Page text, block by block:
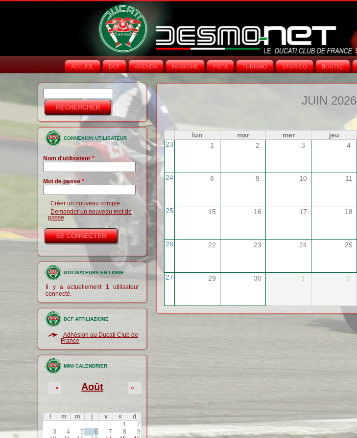
ACCUEIL DCF AGENDA PASSIONE PISTA TURISMO STORICO BOUTIQ'
Formulaire de
recherche
CONNEXION UTILISATEUR
Nom d'utilisateur*
Mot de passe*
Créer un nouveau compte
Demander un nouveau mot de
passe
UTILISATEURS EN LIGNE
Il y a actuellement 1 utilisateur
connecté.
DCF AFFILIAZIONE
Adhésion au Ducati Club de
France
MINI CALENDRIER
Août
« »
m m j v s
d
1
2
3
4 5 6 7 8
9
JUIN 2026
lun mar mer jeu
23
1 2 3 4
24 8 9 10 11
25 15 16 17 18
26 22 23 24 25
27 29 30 1 2